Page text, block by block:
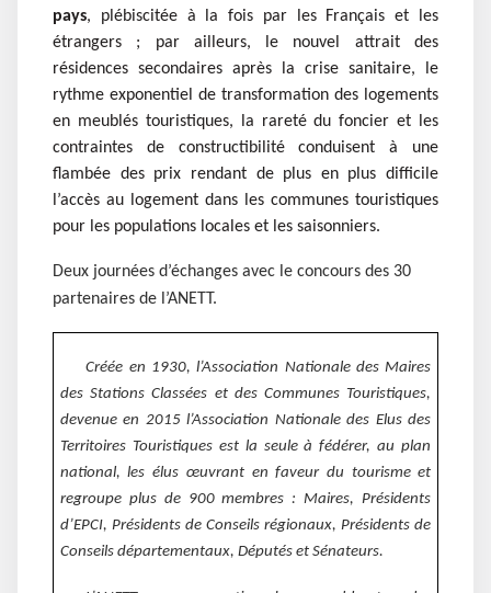
pays, plébiscitée à la fois par les Français et les
étrangers ; par ailleurs, le nouvel attrait des
résidences secondaires après la crise sanitaire, le
rythme exponentiel de transformation des logements
en meublés touristiques, la rareté du foncier et les
contraintes de constructibilité conduisent à une
flambée des prix rendant de plus en plus difficile
l’accès au logement dans les communes touristiques
pour les populations locales et les saisonniers.
Deux journées d’échanges avec le concours des 30
partenaires de l’ANETT.
Créée en 1930, l’Association Nationale des Maires
des Stations Classées et des Communes Touristiques,
devenue en 2015 l’Association Nationale des Elus des
Territoires Touristiques est la seule à fédérer, au plan
national, les élus œuvrant en faveur du tourisme et
regroupe plus de 900 membres : Maires, Présidents
d’EPCI, Présidents de Conseils régionaux, Présidents de
Conseils départementaux, Députés et Sénateurs.